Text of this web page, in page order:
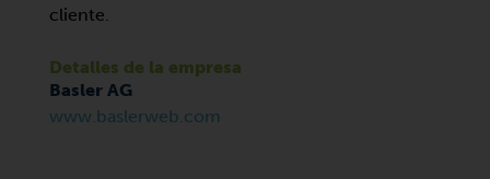
cliente.
Detalles de la empresa
Basler AG
www.baslerweb.com